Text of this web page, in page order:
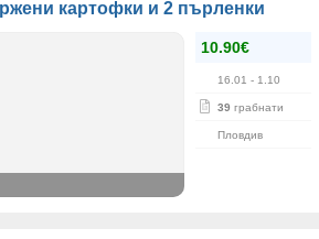
картофки и 2 пърленки
10.90€
16.01 - 1.10
39 грабнати
Пловдив